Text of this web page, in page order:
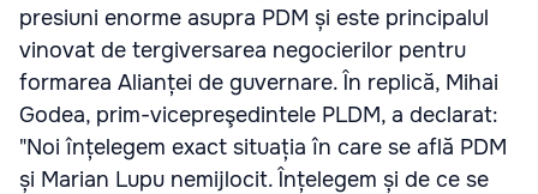
presiuni enorme asupra PDM și este principalul
vinovat de tergiversarea negocierilor pentru
formarea Alianței de guvernare. În replică, Mihai
Godea, prim-vicepreşedintele PLDM, a declarat:
"Noi înțelegem exact situația în care se află PDM
și Marian Lupu nemijlocit. Înțelegem și de ce se